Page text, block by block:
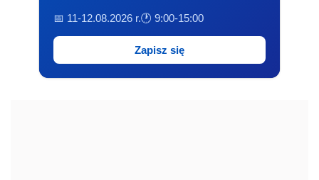
📅 11-12.08.2026 r.🕐 9:00-15:00
Zapisz się